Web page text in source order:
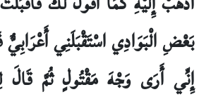
بَعْضِ الْبَوَادِي اسْتَقْبَلَنِي
إِنِّي أَرَى وَجْهَ مَقْتُولٍ ثُمَّ